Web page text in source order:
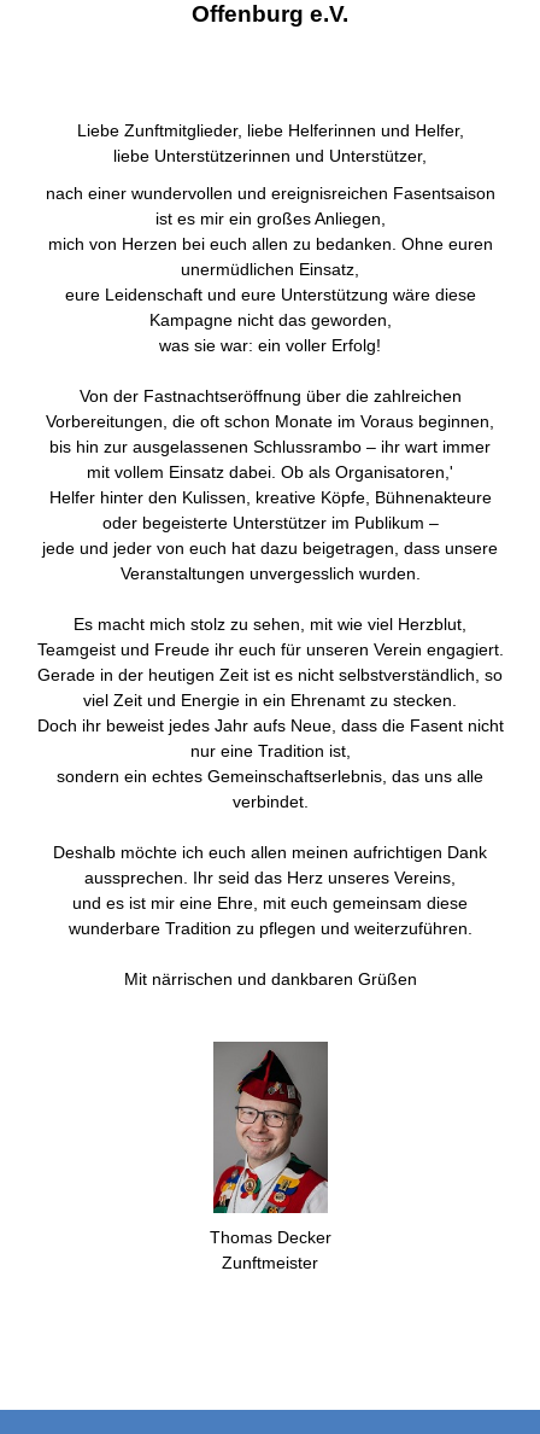
Offenburg e.V.
Liebe Zunftmitglieder, liebe Helferinnen und Helfer,
liebe Unterstützerinnen und Unterstützer,
nach einer wundervollen und ereignisreichen Fasentsaison
ist es mir ein großes Anliegen,
mich von Herzen bei euch allen zu bedanken. Ohne euren
unermüdlichen Einsatz,
eure Leidenschaft und eure Unterstützung wäre diese
Kampagne nicht das geworden,
was sie war: ein voller Erfolg!
Von der Fastnachtseröffnung über die zahlreichen
Vorbereitungen, die oft schon Monate im Voraus beginnen,
bis hin zur ausgelassenen Schlussrambo – ihr wart immer
mit vollem Einsatz dabei. Ob als Organisatoren,'
Helfer hinter den Kulissen, kreative Köpfe, Bühnenakteure
oder begeisterte Unterstützer im Publikum –
jede und jeder von euch hat dazu beigetragen, dass unsere
Veranstaltungen unvergesslich wurden.
Es macht mich stolz zu sehen, mit wie viel Herzblut,
Teamgeist und Freude ihr euch für unseren Verein engagiert.
Gerade in der heutigen Zeit ist es nicht selbstverständlich, so
viel Zeit und Energie in ein Ehrenamt zu stecken.
Doch ihr beweist jedes Jahr aufs Neue, dass die Fasent nicht
nur eine Tradition ist,
sondern ein echtes Gemeinschaftserlebnis, das uns alle
verbindet.
Deshalb möchte ich euch allen meinen aufrichtigen Dank
aussprechen. Ihr seid das Herz unseres Vereins,
und es ist mir eine Ehre, mit euch gemeinsam diese
wunderbare Tradition zu pflegen und weiterzuführen.
Mit närrischen und dankbaren Grüßen
Thomas Decker
Zunftmeister